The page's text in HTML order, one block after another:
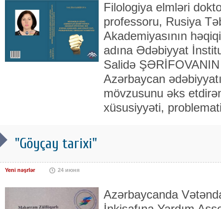
Filologiya elmləri
professoru, Rusiya
Akademiyasının
adına Ədəbiyyat
Salidə
Azərbaycan
mövzusunu əks
xüsusiyyəti,
"Göyçay tarixi"
Yeni nəşrlər 24 июня
Azərbaycanda